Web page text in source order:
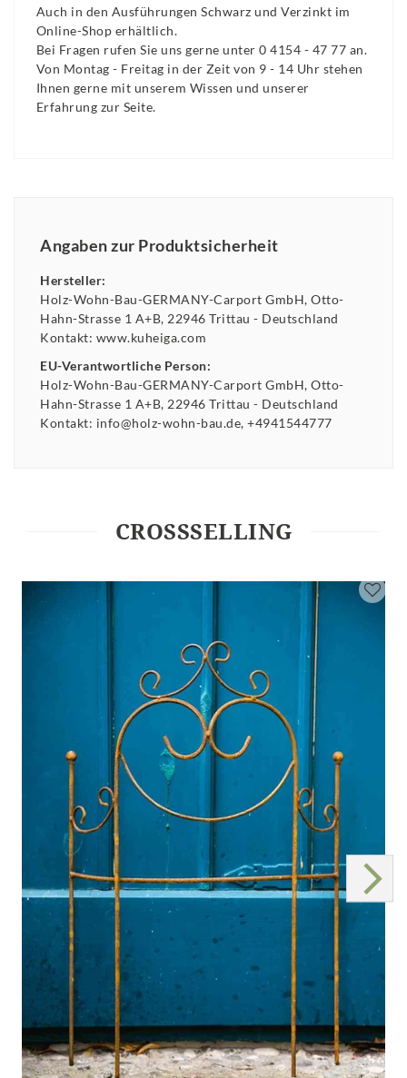
Auch in den Ausführungen Schwarz und Verzinkt im
Online-Shop erhältlich.
Bei Fragen rufen Sie uns gerne unter 0 4154 - 47 77 an.
Von Montag - Freitag in der Zeit von 9 - 14 Uhr stehen
Ihnen gerne mit unserem Wissen und unserer
Erfahrung zur Seite.
Angaben zur Produktsicherheit
Hersteller:
Holz-Wohn-Bau-GERMANY-Carport GmbH Otto-
Hahn-Strasse 1 A+B 22946 Trittau
Deutschland
Kontakt: www.kuheiga.com
EU-Verantwortliche Person:
Holz-Wohn-Bau-GERMANY-Carport GmbH Otto-
Hahn-Strasse 1 A+B 22946 Trittau
Deutschland
Kontakt: info@holz-wohn-bau.de +4941544777
CROSSSELLING